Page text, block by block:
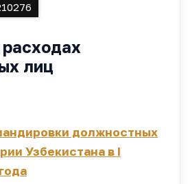
лиц
должностных
Узбекистана в I